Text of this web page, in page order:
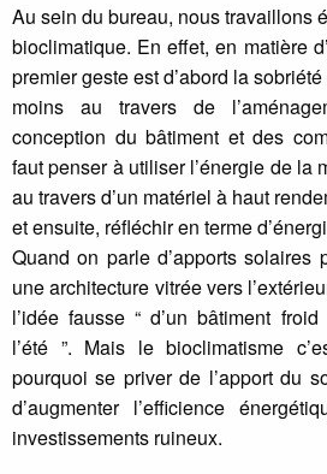
Au sein du bureau, nous travaillons
bioclimatique. En effet, en matière
premier geste est d’abord la
moins au travers de
conception du bâtiment et des
faut penser à utiliser l’énergie de la
au travers d’un matériel à haut
et ensuite, réfléchir en terme
Quand on parle d’apports solaires
une architecture vitrée vers
l’idée fausse “ d’un bâtiment
l’été ”. Mais le bioclimatisme
pourquoi se priver de l’apport du
d’augmenter l’efficience
investissements ruineux.